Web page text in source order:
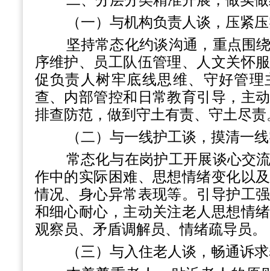
（一）与机构负责人谈，压紧
坚持常态化约谈沟通，重点围
序维护、员工队伍管理、人文关怀
促负责人树牢底线思维、守好管
查、内部管控和日常教育引导，主
排查防范，做到守土有责、守土尽责
（二）与一线护工谈，摸清一
常态化与在岗护工开展谈心交
作中的实际困难、思想情绪变化以
情况、身心异常表现等。引导护工
和细心耐心，主动关注老人思想情
观察员、矛盾调解员、情绪疏导员。
（三）与入住老人谈，畅通诉